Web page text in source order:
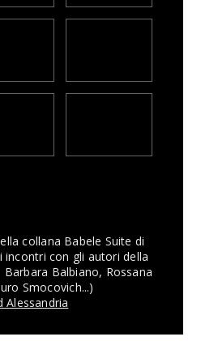
collana Babele Suite di
incontri con gli autori della
Balbiano, Rossana
Smocovich...)
Alessandria